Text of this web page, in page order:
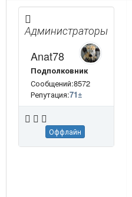
Администраторы
Anat78
Подполковник
Сообщений:8572
Репутация:71±
Оффлайн